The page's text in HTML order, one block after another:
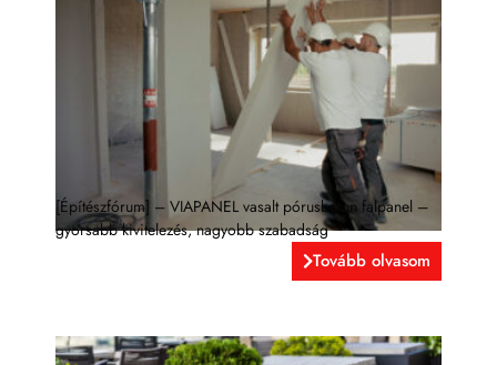
[Építészfórum] – VIAPANEL vasalt pórusbeton falpanel –
gyorsabb kivitelezés, nagyobb szabadság
Tovább olvasom